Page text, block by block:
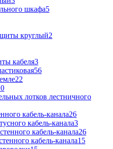
шкафа5
круглый2
кабеля3
56
22
лотков лестничного
кабель-канала26
кабель-канала3
кабель-канала26
кабель-канала15